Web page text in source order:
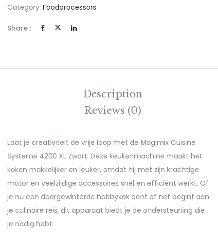
Category: Foodprocessors
Share :
Description
Reviews (0)
Laat je creativiteit de vrije loop met de Magimix Cuisine
Systeme 4200 XL Zwart. Deze keukenmachine maakt het
koken makkelijker en leuker, omdat hij met zijn krachtige
motor en veelzijdige accessoires snel en efficiënt werkt. Of
je nu een doorgewinterde hobbykok bent of net begint aan
je culinaire reis, dit apparaat biedt je de ondersteuning die
je nodig hebt.